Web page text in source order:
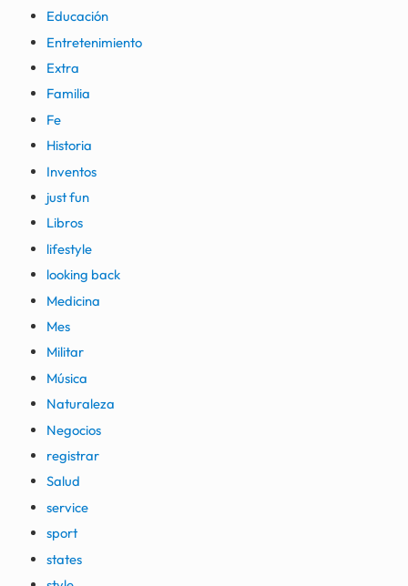
Educación
Entretenimiento
Extra
Familia
Fe
Historia
Inventos
just fun
Libros
lifestyle
looking back
Medicina
Mes
Militar
Música
Naturaleza
Negocios
registrar
Salud
service
sport
states